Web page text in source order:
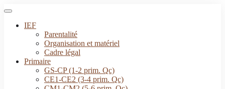
IEF
Parentalité
Organisation et matériel
Cadre légal
Primaire
GS-CP (1-2 prim. Qc)
CE1-CE2 (3-4 prim. Qc)